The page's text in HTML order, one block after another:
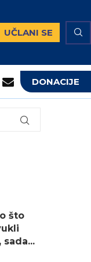
UČLANI SE
DONACIJE
što